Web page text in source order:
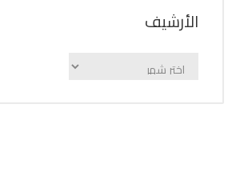
اﻷرشيف
اﻷرشيف